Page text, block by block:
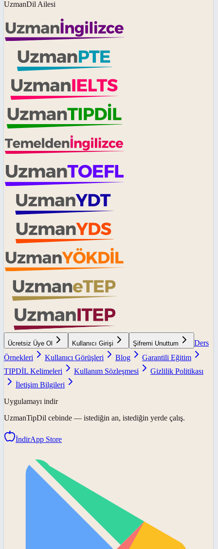
UzmanDil Ailesi
Ücretsiz Üye Ol Kullanıcı Girişi Şifremi Unuttum
Ders
Örnekleri
Kullanıcı Görüşleri Blog
Garantili Eğitim
TIPDİL Kelimeleri
Kullanım Sözleşmesi
Gizlilik Politikası
İletişim Bilgileri
Uygulamayı indir
UzmanTipDil cebinde — istediğin an, istediğin yerde çalış.
İndirApp Store